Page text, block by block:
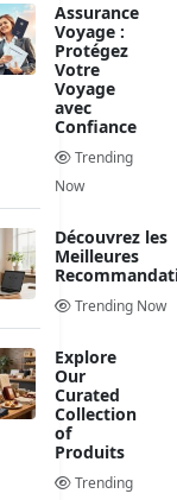
Assurance
Voyage :
Protégez
Votre
Voyage
avec
Confiance
Trending
Now
Découvrez les
Meilleures
Trending Now
Explore
Our
Curated
Collection
of
Produits
Trending